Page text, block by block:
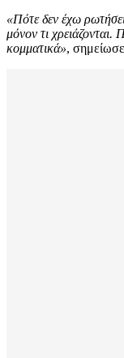
«Πότε δεν έχω
μόνον τι χρειάζονται.
κομματικά»,